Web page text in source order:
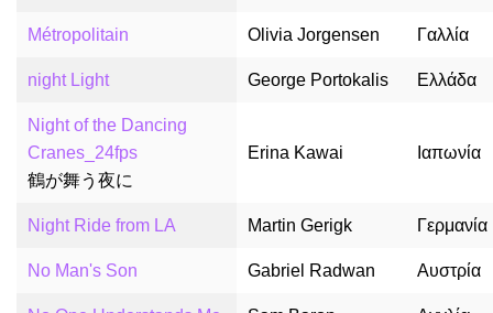
Métropolitain Olivia Jorgensen Γαλλία
night Light George Portokalis Ελλάδα
Night of the Dancing
Cranes_24fps
鶴が舞う夜に
Erina Kawai Ιαπωνία
Night Ride from LA Martin Gerigk Γερμανία
No Man's Son Gabriel Radwan Αυστρία